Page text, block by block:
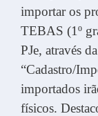
importar os
TEBAS (1º
PJe, através
“Cadastro/
importados
físicos.